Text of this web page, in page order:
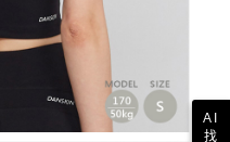
AI
找